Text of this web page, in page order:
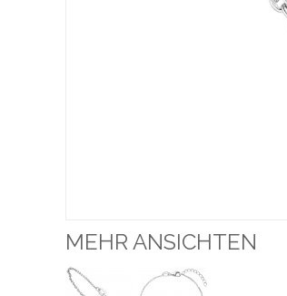
MEHR ANSICHTEN